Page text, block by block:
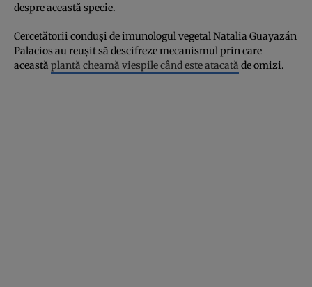
despre această specie.
Cercetătorii conduși de imunologul vegetal Natalia Guayazán
Palacios au reușit să descifreze mecanismul prin care
această plantă cheamă viespile când este atacată de omizi.